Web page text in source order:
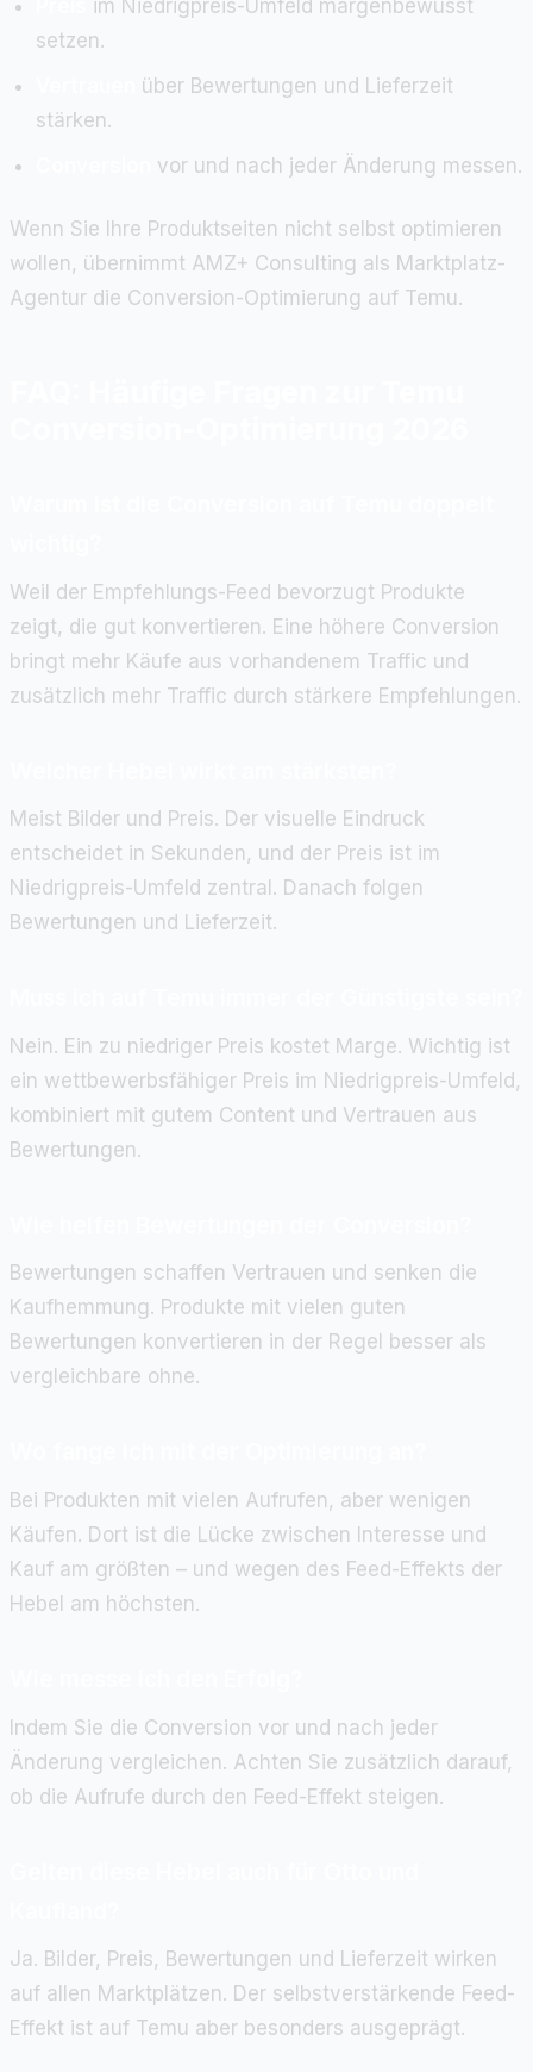
im Niedrigpreis-Umfeld margenbewusst
setzen.
über Bewertungen und Lieferzeit
stärken.
vor und nach jeder Änderung messen.
Wenn Sie Ihre Produktseiten nicht selbst optimieren
wollen, übernimmt AMZ+ Consulting als Marktplatz-
Agentur die Conversion-Optimierung auf Temu.
Weil der Empfehlungs-Feed bevorzugt Produkte
zeigt, die gut konvertieren. Eine höhere Conversion
bringt mehr Käufe aus vorhandenem Traffic und
zusätzlich mehr Traffic durch stärkere Empfehlungen.
Meist Bilder und Preis. Der visuelle Eindruck
entscheidet in Sekunden, und der Preis ist im
Niedrigpreis-Umfeld zentral. Danach folgen
Bewertungen und Lieferzeit.
Nein. Ein zu niedriger Preis kostet Marge. Wichtig ist
ein wettbewerbsfähiger Preis im Niedrigpreis-Umfeld,
kombiniert mit gutem Content und Vertrauen aus
Bewertungen.
Bewertungen schaffen Vertrauen und senken die
Kaufhemmung. Produkte mit vielen guten
Bewertungen konvertieren in der Regel besser als
vergleichbare ohne.
Bei Produkten mit vielen Aufrufen, aber wenigen
Käufen. Dort ist die Lücke zwischen Interesse und
Kauf am größten – und wegen des Feed-Effekts der
Hebel am höchsten.
Indem Sie die Conversion vor und nach jeder
Änderung vergleichen. Achten Sie zusätzlich darauf,
ob die Aufrufe durch den Feed-Effekt steigen.
Ja. Bilder, Preis, Bewertungen und Lieferzeit wirken
auf allen Marktplätzen. Der selbstverstärkende Feed-
Effekt ist auf Temu aber besonders ausgeprägt.